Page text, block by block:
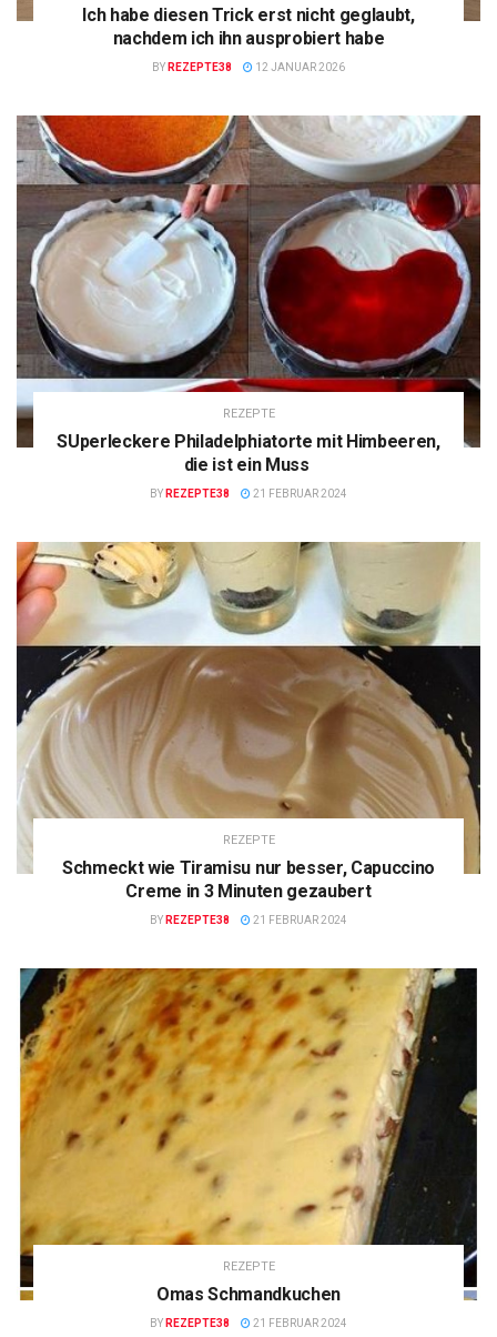
Ich habe diesen Trick erst nicht geglaubt,
nachdem ich ihn ausprobiert habe
BY REZEPTE38 12 JANUAR 2026
REZEPTE
SUperleckere Philadelphiatorte mit Himbeeren,
die ist ein Muss
BY REZEPTE38 21 FEBRUAR 2024
REZEPTE
Schmeckt wie Tiramisu nur besser, Capuccino
Creme in 3 Minuten gezaubert
BY REZEPTE38 21 FEBRUAR 2024
REZEPTE
Omas Schmandkuchen
BY REZEPTE38 21 FEBRUAR 2024